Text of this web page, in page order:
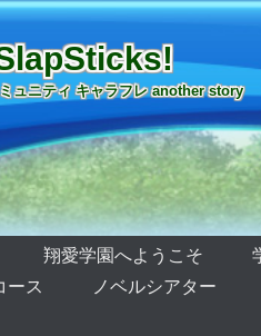
ュニティ キャラフレ another story
翔愛学園へようこそ
ース
ノベルシアター